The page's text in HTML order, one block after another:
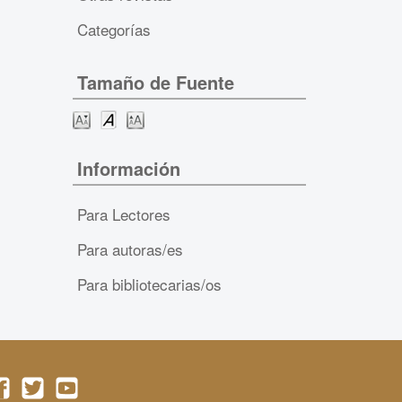
Categorías
Tamaño de Fuente
Información
Para Lectores
Para autoras/es
Para bibliotecarias/os